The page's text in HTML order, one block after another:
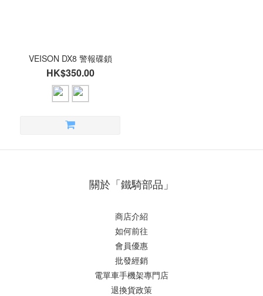
VEISON DX8 警報碟鎖
HK$350.00
關於「鐵騎部品」
商店介紹
如何前往
會員優惠
批發經銷
電單車手機架專門店
退換貨政策